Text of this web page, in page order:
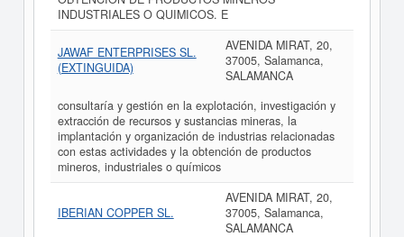
INDUSTRIALES O QUIMICOS. E
JAWAF ENTERPRISES SL.
(EXTINGUIDA)
AVENIDA MIRAT, 20,
37005, Salamanca,
SALAMANCA
consultaría y gestión en la explotación, investigación y
extracción de recursos y sustancias mineras, la
implantación y organización de industrias relacionadas
con estas actividades y la obtención de productos
mineros, industriales o químicos
IBERIAN COPPER SL.
AVENIDA MIRAT, 20,
37005, Salamanca,
SALAMANCA